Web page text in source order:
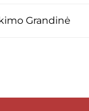
Grandinė